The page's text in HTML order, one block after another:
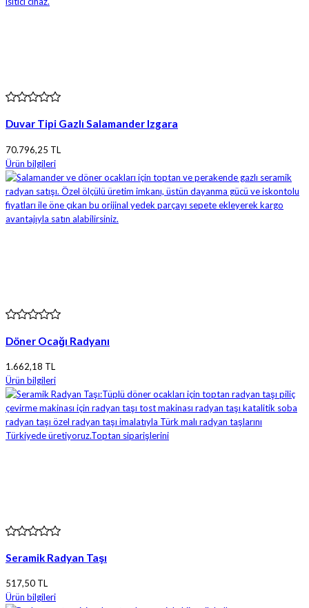
Duvar Tipi Gazlı Salamander Izgara
70.796,25 TL
Ürün bilgileri
Döner Ocağı Radyanı
1.662,18 TL
Ürün bilgileri
Seramik Radyan Taşı
517,50 TL
Ürün bilgileri